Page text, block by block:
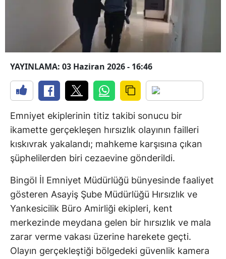
YAYINLAMA: 03 Haziran 2026 - 16:46
Emniyet ekiplerinin titiz takibi sonucu bir
ikamette gerçekleşen hırsızlık olayının failleri
kıskıvrak yakalandı; mahkeme karşısına çıkan
şüphelilerden biri cezaevine gönderildi.
Bingöl İl Emniyet Müdürlüğü bünyesinde faaliyet
gösteren Asayiş Şube Müdürlüğü Hırsızlık ve
Yankesicilik Büro Amirliği ekipleri, kent
merkezinde meydana gelen bir hırsızlık ve mala
zarar verme vakası üzerine harekete geçti.
Olayın gerçekleştiği bölgedeki güvenlik kamera